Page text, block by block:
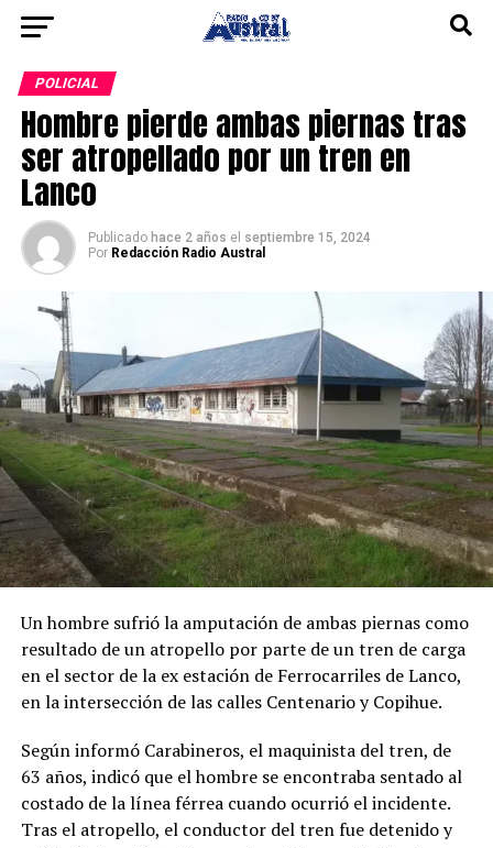
POLICIAL
Hombre pierde ambas piernas tras
ser atropellado por un tren en
Lanco
Publicado hace 2 años el septiembre 15, 2024
Por Redacción Radio Austral
Un hombre sufrió la amputación de ambas piernas como
resultado de un atropello por parte de un tren de carga
en el sector de la ex estación de Ferrocarriles de Lanco,
en la intersección de las calles Centenario y Copihue.
Según informó Carabineros, el maquinista del tren, de
63 años, indicó que el hombre se encontraba sentado al
costado de la línea férrea cuando ocurrió el incidente.
Tras el atropello, el conductor del tren fue detenido y